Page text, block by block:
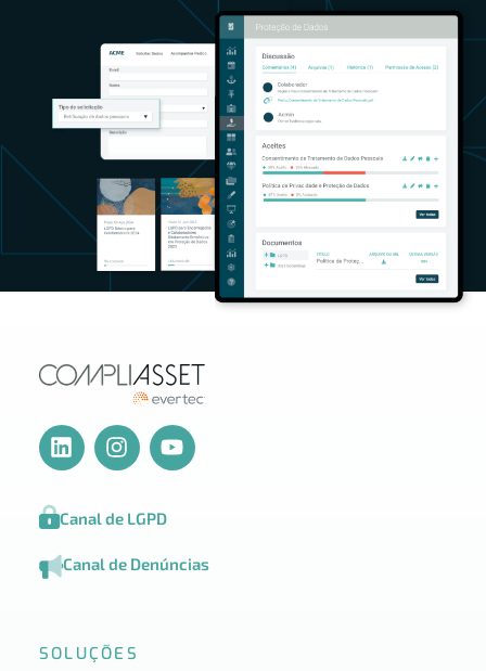
Canal de LGPD
Canal de Denúncias
SOLUÇÕES